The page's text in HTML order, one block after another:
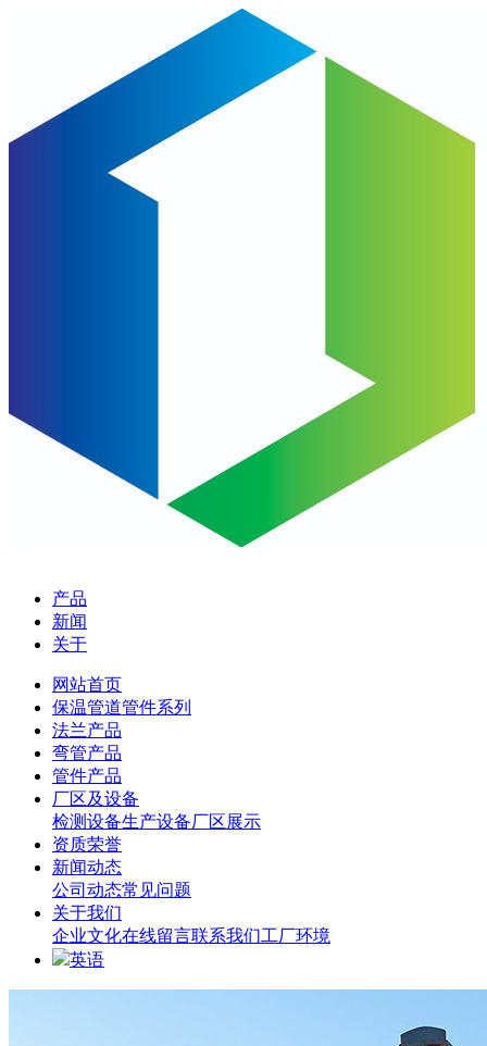
产品
新闻
关于
网站首页
保温管道管件系列
法兰产品
弯管产品
管件产品
厂区及设备
检测设备生产设备厂区展示
资质荣誉
新闻动态
公司动态常见问题
关于我们
企业文化在线留言联系我们工厂环境
英语